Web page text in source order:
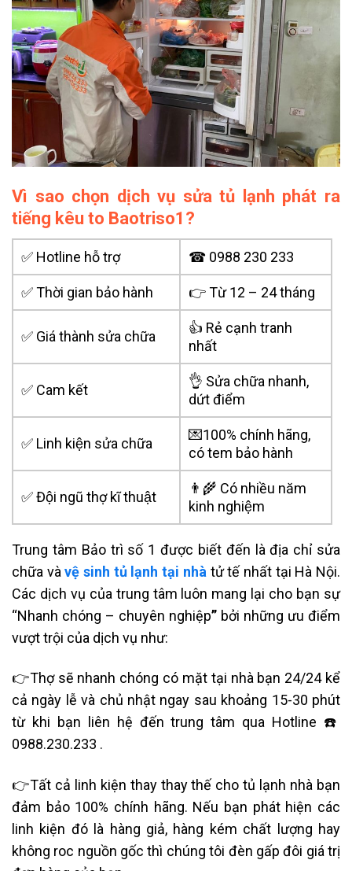
Vì sao chọn dịch vụ sửa tủ lạnh phát ra
tiếng kêu to Baotriso1?
✅ Hotline hỗ trợ ☎ 0988 230 233
✅ Thời gian bảo hành 👉 Từ 12 – 24 tháng
✅ Giá thành sửa chữa
👍 Rẻ cạnh tranh
nhất
✅ Cam kết
👌 Sửa chữa nhanh,
dứt điểm
✅ Linh kiện sửa chữa
💌100% chính hãng,
có tem bảo hành
✅ Đội ngũ thợ kĩ thuật
👨‍🌾 Có nhiều năm
kinh nghiệm
Trung tâm Bảo trì số 1 được biết đến làđịa chỉ sửa
chữa vàvệ sinh tủ lạnh tại nhà tử tế nhất tại Hà Nội.
Các dịch vụ của trung tâm luôn mang lại cho bạn sự
“Nhanh chóng – chuyên nghiệp” bởi những ưu điểm
vượt trội của dịch vụ như:
👉Thợ sẽ nhanh chóng có mặt tại nhà bạn 24/24 kể
cả ngày lễ và chủ nhật ngay sau khoảng 15-30 phút
từ khi bạn liên hệ đến trung tâm qua Hotline ☎️
0988.230.233 .
👉Tất cả linh kiện thay thay thế cho tủ lạnh nhà bạn
đảm bảo 100% chính hãng. Nếu bạn phát hiện các
linh kiện đó là hàng giả, hàng kém chất lượng hay
không roc nguồn gốc thì chúng tôi đèn gấp đôi giá trị